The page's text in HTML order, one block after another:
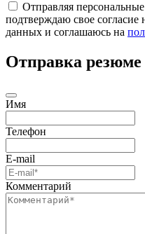
Отправляя
подтверждаю свое согласие
данных и соглашаюсь на
Отправка резюме
Имя
Телефон
E-mail
Комментарий